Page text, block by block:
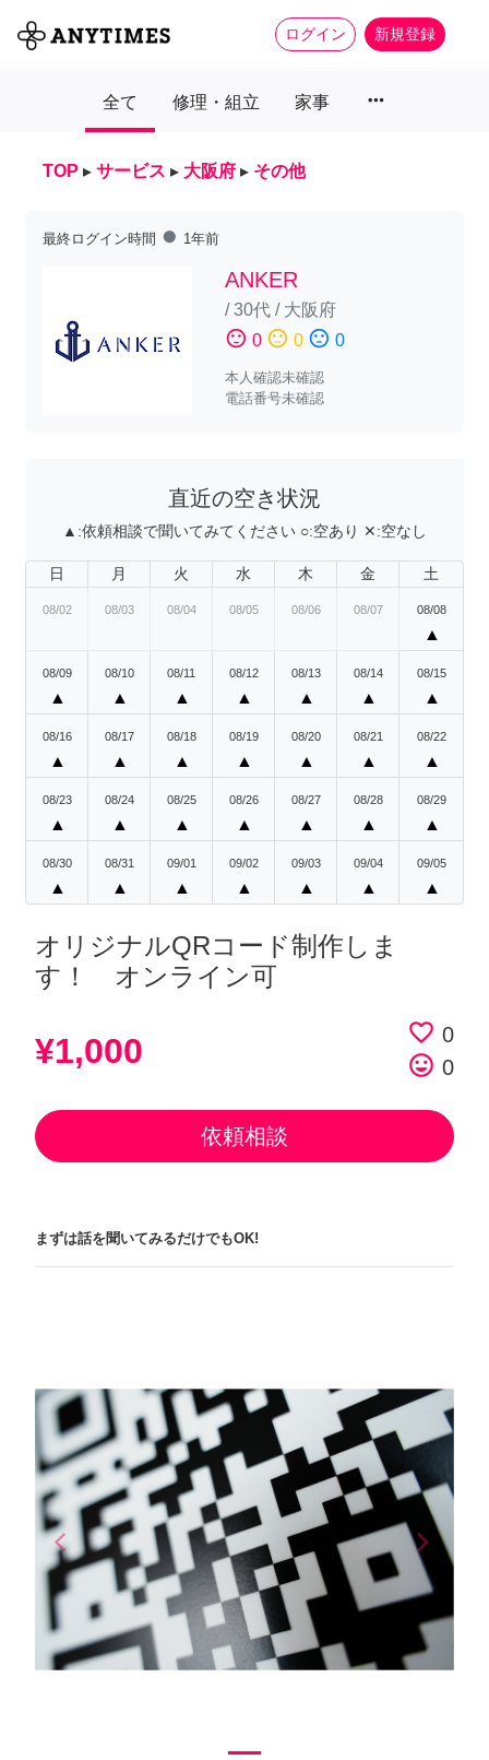
ログイン 新規登録
全て 修理・組立 家事 more_horiz
TOP ▸ サービス ▸ 大阪府 ▸ その他
最終ログイン時間 fiber_manual_record 1年前
ANKER
/30代/ 大阪府
sentiment_satisfied 0 sentiment_neutral 0 sentiment_dissatisfied 0
本人確認未確認
電話番号未確認
直近の空き状況
▲:依頼相談で聞いてみてください ○:空あり ✕:空なし
日 月 火 水 木 金 土
08/02 08/03 08/04 08/05 08/06 08/07 08/08
▲
08/09
▲
08/10
▲
08/11
▲
08/12
▲
08/13
▲
08/14
▲
08/15
▲
08/16
▲
08/17
▲
08/18
▲
08/19
▲
08/20
▲
08/21
▲
08/22
▲
08/23
▲
08/24
▲
08/25
▲
08/26
▲
08/27
▲
08/28
▲
08/29
▲
08/30
▲
08/31
▲
09/01
▲
09/02
▲
09/03
▲
09/04
▲
09/05
▲
オリジナルQRコード制作しま
す！ オンライン可
¥1,000 favorite_border 0
tag_faces 0
依頼相談
まずは話を聞いてみるだけでもOK!
arrow_back_iosPrevious arrow_forward_iosNext